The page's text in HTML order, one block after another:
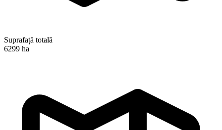
Suprafață totală
6299 ha